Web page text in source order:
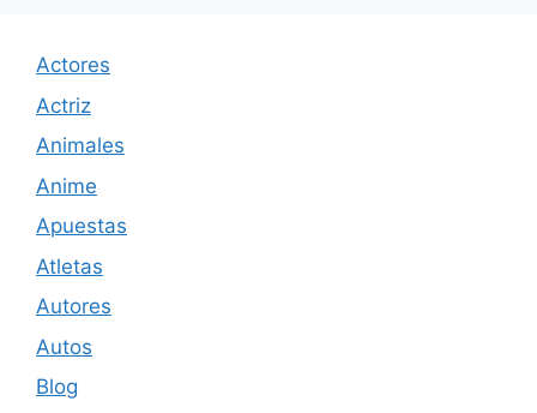
Actores
Actriz
Animales
Anime
Apuestas
Atletas
Autores
Autos
Blog